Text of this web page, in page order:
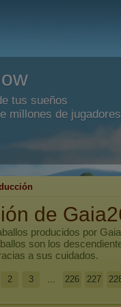
tus sueños
millones de
de
producidos por
son los
a sus cuidados.
2 3 ... 226 227